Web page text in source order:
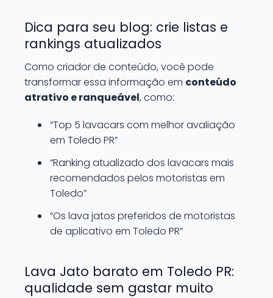
Dica para seu blog: crie listas e
rankings atualizados
Como criador de conteúdo, você pode
transformar essa informação em conteúdo
atrativo e ranqueável, como:
“Top 5 lavacars com melhor avaliação
em Toledo PR”
“Ranking atualizado dos lavacars mais
recomendados pelos motoristas em
Toledo”
“Os lava jatos preferidos de motoristas
de aplicativo em Toledo PR”
Lava Jato barato em Toledo PR:
qualidade sem gastar muito